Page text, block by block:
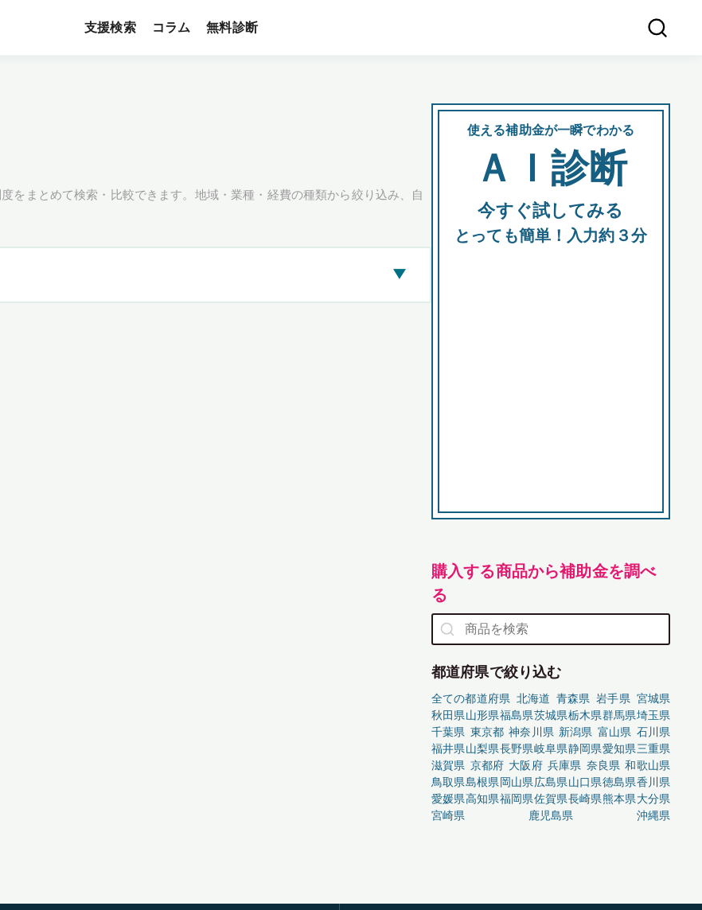
支援検索 コラム 無料診断
をまとめて検索・比較できます。地域・業種・経費の種類から絞り込み、自
▶
使える補助金が一瞬でわかる
ＡＩ診断
今すぐ試してみる
とっても簡単！入力約３分
購入する商品から補助金を調べ
る
都道府県で絞り込む
全ての都道府県 北海道 青森県 岩手県 宮城県
秋田県山形県福島県茨城県栃木県群馬県埼玉県
千葉県 東京都 神奈川県 新潟県 富山県 石川県
福井県山梨県長野県岐阜県静岡県愛知県三重県
滋賀県 京都府 大阪府 兵庫県 奈良県 和歌山県
鳥取県島根県岡山県広島県山口県徳島県香川県
愛媛県高知県福岡県佐賀県長崎県熊本県大分県
宮崎県
鹿児島県 沖縄県